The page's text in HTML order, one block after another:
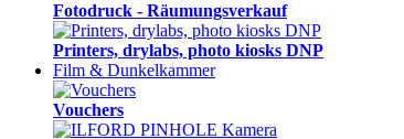
Fotodruck - Räumungsverkauf
Printers, drylabs, photo kiosks DNP
Film & Dunkelkammer
Vouchers